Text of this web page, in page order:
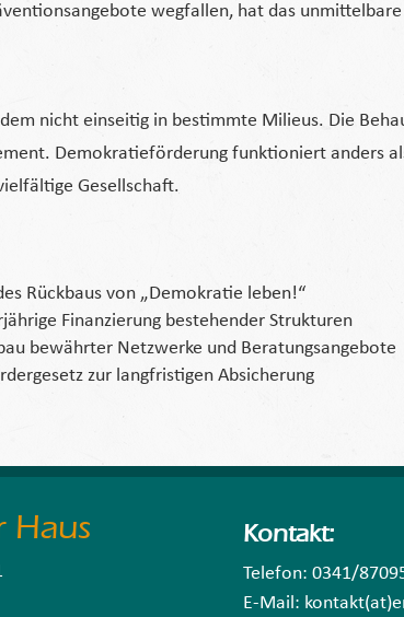
wegfallen, hat das
nicht einseitig in bestimmte Milieus. Die
Demokratieförderung funktioniert anders
Gesellschaft.
Rückbaus von „Demokratie leben!“
Finanzierung bestehender Strukturen
bewährter Netzwerke und Beratungsangebote
zur langfristigen Absicherung
Haus Kontakt:
Telefon: 0341/
E-Mail: